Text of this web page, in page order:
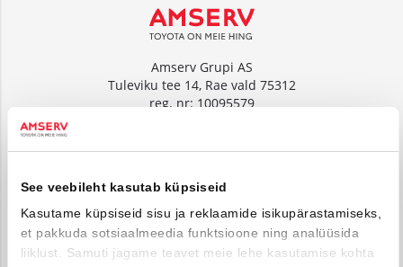
See veebileht kasutab küpsiseid
Kasutame küpsiseid sisu ja reklaamide isikupärastamiseks,
et pakkuda sotsiaalmeedia funktsioone ning analüüsida
liiklust. Samuti jagame teavet meie lehe kasutamise kohta
Amserv Grupi AS
Tuleviku tee 14, Rae vald 75312
reg. nr: 10095579
Tuleviku tee 14, Rae vald 75312
reg. nr: 10000018
www.amservauto.ee